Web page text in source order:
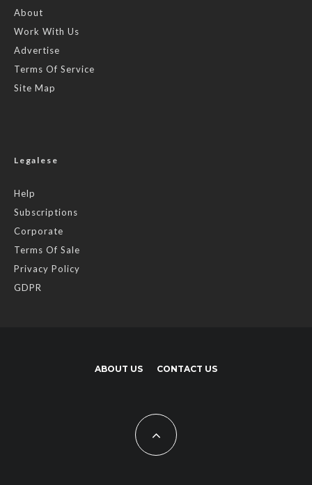
About
Work With Us
Advertise
Terms Of Service
Site Map
Legalese
Help
Subscriptions
Corporate
Terms Of Sale
Privacy Policy
GDPR
ABOUT US CONTACT US